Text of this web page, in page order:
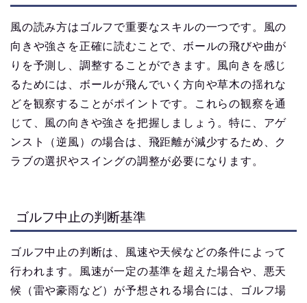
風の読み方はゴルフで重要なスキルの一つです。風の
向きや強さを正確に読むことで、ボールの飛びや曲が
りを予測し、調整することができます。風向きを感じ
るためには、ボールが飛んでいく方向や草木の揺れな
どを観察することがポイントです。これらの観察を通
じて、風の向きや強さを把握しましょう。特に、アゲ
ンスト（逆風）の場合は、飛距離が減少するため、ク
ラブの選択やスイングの調整が必要になります。
ゴルフ中止の判断基準
ゴルフ中止の判断は、風速や天候などの条件によって
行われます。風速が一定の基準を超えた場合や、悪天
候（雷や豪雨など）が予想される場合には、ゴルフ場